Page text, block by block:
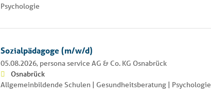
Psychologie
Sozialpädagoge (m/w/d)
05.08.2026, persona service AG & Co. KG Osnabrück
Osnabrück
Allgemeinbildende Schulen | Gesundheitsberatung | Psychologie